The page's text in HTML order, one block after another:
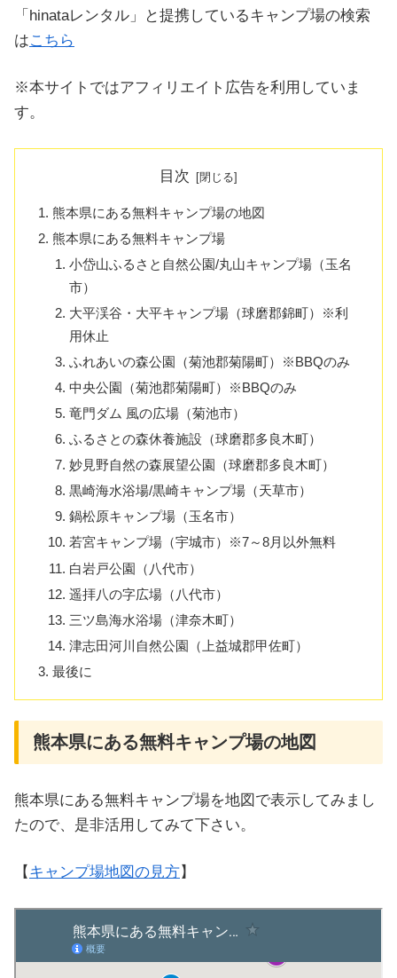
「hinataレンタル」と提携しているキャンプ場の検索
はこちら
※本サイトではアフィリエイト広告を利用していま
す。
目次
熊本県にある無料キャンプ場の地図
熊本県にある無料キャンプ場
小岱山ふるさと自然公園/丸山キャンプ場（玉名
市）
大平渓谷・大平キャンプ場（球磨郡錦町）※利
用休止
ふれあいの森公園（菊池郡菊陽町）※BBQのみ
中央公園（菊池郡菊陽町）※BBQのみ
竜門ダム 風の広場（菊池市）
ふるさとの森休養施設（球磨郡多良木町）
妙見野自然の森展望公園（球磨郡多良木町）
黒崎海水浴場/黒崎キャンプ場（天草市）
鍋松原キャンプ場（玉名市）
若宮キャンプ場（宇城市）※7～8月以外無料
白岩戸公園（八代市）
遥拝八の字広場（八代市）
三ツ島海水浴場（津奈木町）
津志田河川自然公園（上益城郡甲佐町）
最後に
熊本県にある無料キャンプ場の地図
熊本県にある無料キャンプ場を地図で表示してみまし
たので、是非活用してみて下さい。
【 キャンプ場地図の見方】